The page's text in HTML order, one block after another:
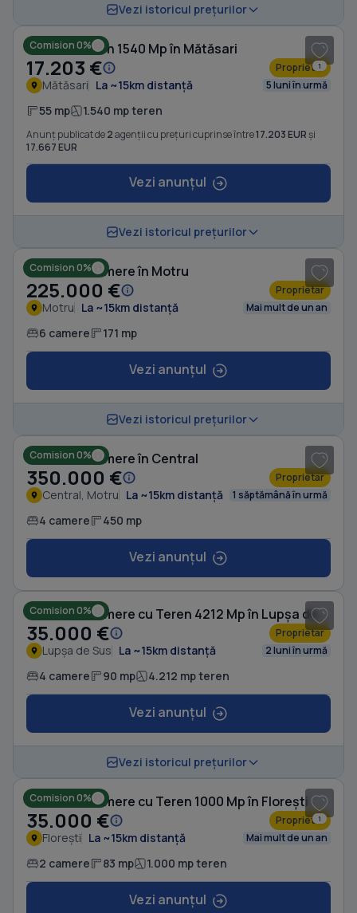
Vezi istoricul prețurilor
1
Comision 0%
Casă cu Teren 1540 Mp în Mătăsari
17.203 € Proprietar
Mătăsari La ~15km distanță 5 luni în urmă
55 mp 1.540 mp teren
Anunț publicat de2agenții cu prețuri cuprinse între17.203 EURși
17.667 EUR
Vezi anunțul
Vezi istoricul prețurilor
Comision 0%
Casă cu 6 camere în Motru
225.000 € Proprietar
Motru La ~15km distanță Mai mult de un an
6 camere 171 mp
Vezi anunțul
Vezi istoricul prețurilor
Comision 0%
Casă cu 4 camere în Central
350.000 € Proprietar
Central, Motru La ~15km distanță 1 săptămână în urmă
4 camere 450 mp
Vezi anunțul
Comision 0% Casă cu 4 camere cu Teren 4212 Mp în Lupșa de Sus
35.000 € Proprietar
Lupșa de Sus La ~15km distanță 2 luni în urmă
4 camere 90 mp 4.212 mp teren
Vezi anunțul
Vezi istoricul prețurilor
1
Comision 0%
Casă cu 2 camere cu Teren 1000 Mp în Florești
35.000 € Proprietar
Florești La ~15km distanță Mai mult de un an
2 camere 83 mp 1.000 mp teren
Vezi anunțul